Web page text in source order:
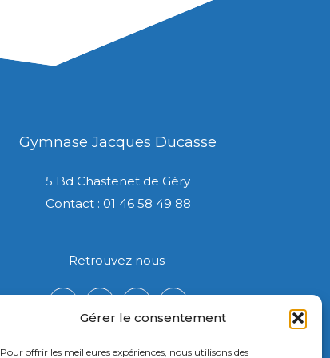
Gérer le consentement
Pour offrir les meilleures expériences, nous utilisons des
Gymnase Jacques Ducasse
5 Bd Chastenet de Géry
Contact : 01 46 58 49 88
Retrouvez nous